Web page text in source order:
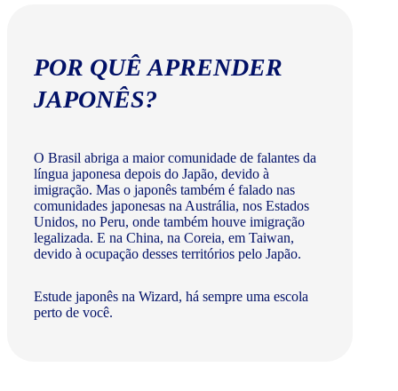
POR QUÊ APRENDER
JAPONÊS?
O Brasil abriga a maior comunidade de falantes da
língua japonesa depois do Japão, devido à
imigração. Mas o japonês também é falado nas
comunidades japonesas na Austrália, nos Estados
Unidos, no Peru, onde também houve imigração
legalizada. E na China, na Coreia, em Taiwan,
devido à ocupação desses territórios pelo Japão.
Estude japonês na Wizard, há sempre uma escola
perto de você.